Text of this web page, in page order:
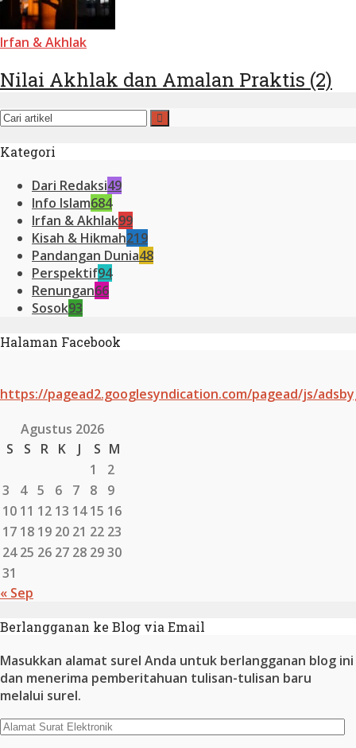
Irfan & Akhlak
Nilai Akhlak dan Amalan Praktis (2)
Kategori
Dari Redaksi49
Info Islam684
Irfan & Akhlak99
Kisah & Hikmah219
Pandangan Dunia48
Perspektif94
Renungan66
Sosok93
Halaman Facebook
https://pagead2.googlesyndication.com/pagead/js/
Agustus 2026
S
S R K J S M
1
2
3
4 5 6 7 8
9
10 11 12 13 14 15 16
17 18 19 20 21 22 23
24 25 26 27 28 2930
31
« Sep
Berlangganan ke Blog via Email
Masukkan alamat surel Anda untuk berlangganan blog ini
dan menerima pemberitahuan tulisan-tulisan baru
melalui surel.
Alamat